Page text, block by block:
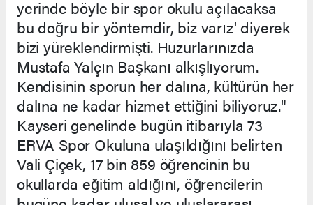
yerinde böyle bir spor okulu açılacaksa
bu doğru bir yöntemdir, biz varız' diyerek
bizi yüreklendirmişti. Huzurlarınızda
Mustafa Yalçın Başkanı alkışlıyorum.
Kendisinin sporun her dalına, kültürün her
dalına ne kadar hizmet ettiğini biliyoruz."
Kayseri genelinde bugün itibarıyla 73
ERVA Spor Okuluna ulaşıldığını belirten
Vali Çiçek, 17 bin 859 öğrencinin bu
okullarda eğitim aldığını, öğrencilerin